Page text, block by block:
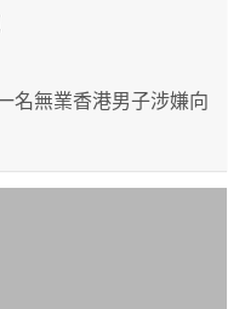
名無業香港男子涉嫌向